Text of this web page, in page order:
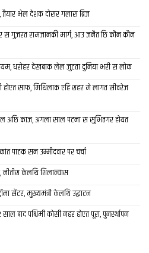
भेल देशक दोसर गलास ब्रिज
गुजरत रामजानकी मार्ग, आउ जनैत छि कौन कौन
धरोहर देखबाक लेल जुटता दुनिया भरी स लोक
साफ, मिथिलाक एहि शहर मे लागत सीवरेज
अछि काज, अगला साल पटना स सुभितगर होयत
पाठक सन उम्मीदवार पर चर्चा
नीतीश केलथि शिलान्यास
सेंटर, मुख्यमंत्री केलथि उद्घाटन
बाद पश्चिमी कोसी नहर होएत पूरा, पुनर्स्थापन